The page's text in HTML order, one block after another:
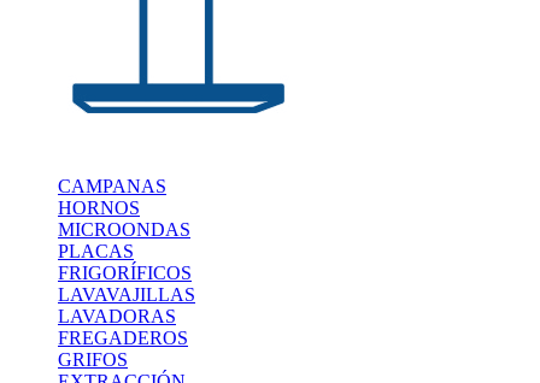
CAMPANAS
HORNOS
MICROONDAS
PLACAS
FRIGORÍFICOS
LAVAVAJILLAS
LAVADORAS
FREGADEROS
GRIFOS